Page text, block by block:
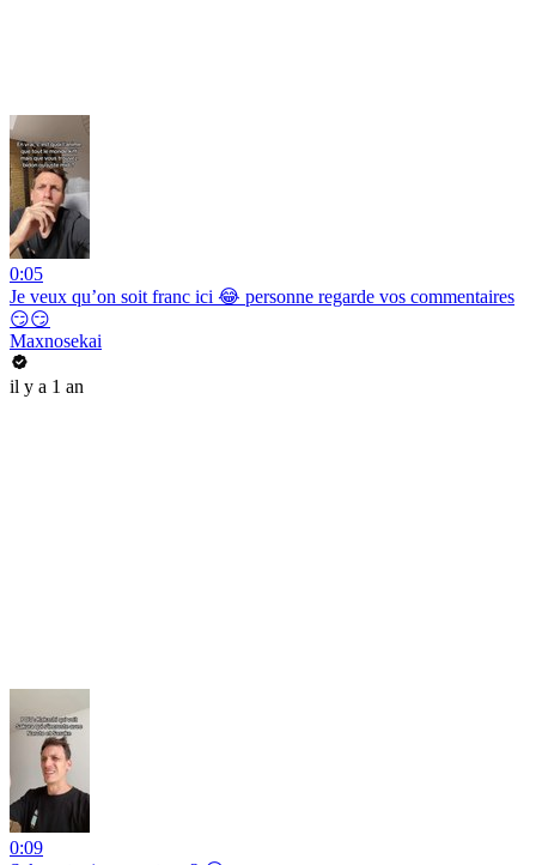
0:05
Je veux qu’on soit franc ici 😂 personne regarde vos commentaires
😏😏
Maxnosekai
il y a 1 an
0:09